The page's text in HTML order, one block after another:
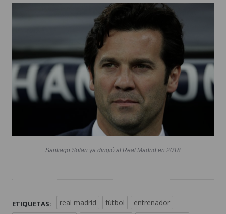
Santiago Solari ya dirigió al Real Madrid en 2018
ETIQUETAS: real madrid fútbol
entrenador